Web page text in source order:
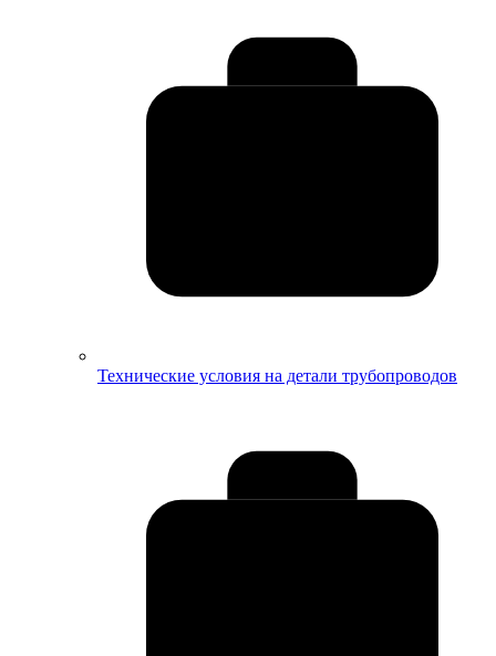
Технические условия на детали трубопроводов